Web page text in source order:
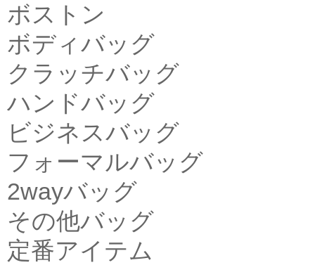
ボストン
ボディバッグ
クラッチバッグ
ハンドバッグ
ビジネスバッグ
フォーマルバッグ
2wayバッグ
その他バッグ
定番アイテム